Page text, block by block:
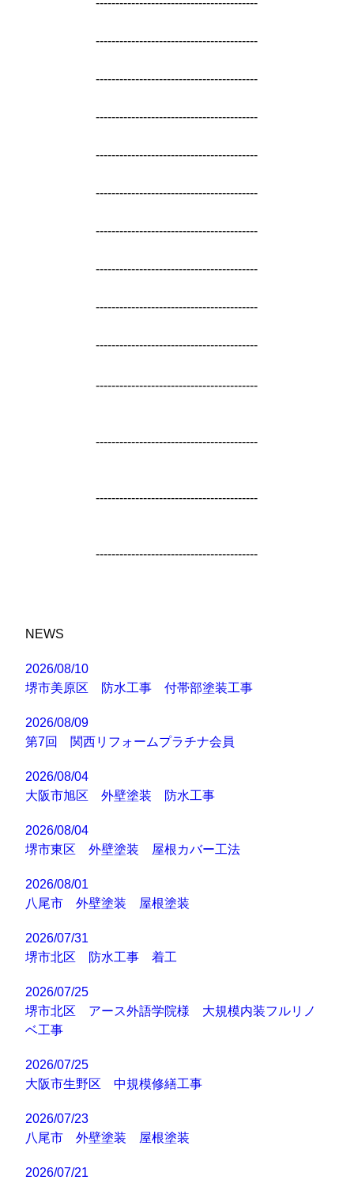
-----------------------------------------
-----------------------------------------
-----------------------------------------
-----------------------------------------
-----------------------------------------
-----------------------------------------
-----------------------------------------
-----------------------------------------
-----------------------------------------
-----------------------------------------
-----------------------------------------
-----------------------------------------
-----------------------------------------
-----------------------------------------
NEWS
2026/08/10
堺市美原区 防水工事 付帯部塗装工事
2026/08/09
第7回 関西リフォームプラチナ会員
2026/08/04
大阪市旭区 外壁塗装 防水工事
2026/08/04
堺市東区 外壁塗装 屋根カバー工法
2026/08/01
八尾市 外壁塗装 屋根塗装
2026/07/31
堺市北区 防水工事 着工
2026/07/25
堺市北区 アース外語学院様 大規模内装フルリノ
ベ工事
2026/07/25
大阪市生野区 中規模修繕工事
2026/07/23
八尾市 外壁塗装 屋根塗装
2026/07/21